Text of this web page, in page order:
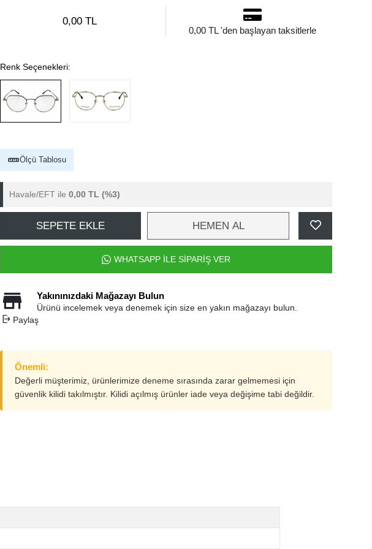
0,00 TL
0,00 TL 'den başlayan taksitlerle
Renk Seçenekleri:
Ölçü Tablosu
Havale/EFT ile 0,00 TL (%3)
SEPETE EKLE HEMEN AL
WHATSAPP İLE SİPARİŞ VER
Yakınınızdaki Mağazayı Bulun
Ürünü incelemek veya denemek için size en yakın mağazayı bulun.
Paylaş
Önemli:
Değerli müşterimiz, ürünlerimize deneme sırasında zarar gelmemesi için
güvenlik kilidi takılmıştır. Kilidi açılmış ürünler iade veya değişime tabi değildir.